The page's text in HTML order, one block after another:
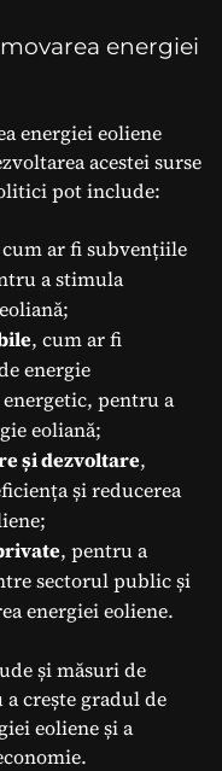
energiei
energiei eoliene
acestei surse
pot include:
ar fi subvențiile
a stimula
, cum ar fi
energie
pentru a
eoliană;
și dezvoltare,
și reducerea
, pentru a
sectorul public și
energiei eoliene.
și măsuri de
a crește gradul de
eoliene și a